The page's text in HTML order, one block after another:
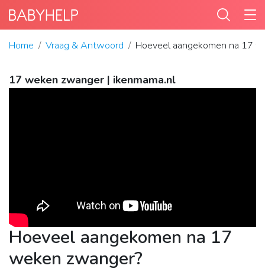
Home Vraag & Antwoord Hoeveel aangekomen na 17
17 weken zwanger | ikenmama.nl
Hoeveel aangekomen na 17
weken zwanger?